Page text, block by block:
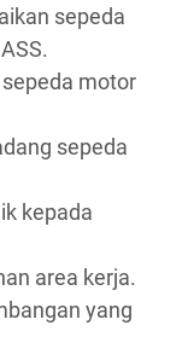
sepeda
motor
sepeda
kepada
area kerja.
yang